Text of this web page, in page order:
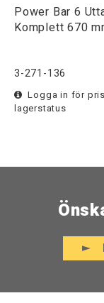
Power Bar 6
Komplett 670
3-271-136
Logga in för
lagerstatus